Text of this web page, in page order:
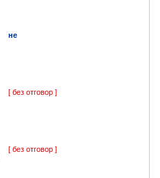
не
[ без отговор ]
[ без отговор ]